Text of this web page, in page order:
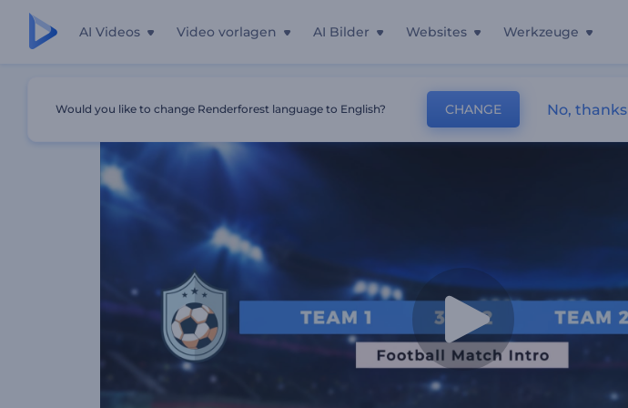
AI Videos Video vorlagen AI Bilder Websites Werkzeuge
Would you like to change Renderforest language to English? CHANGE No, thanks